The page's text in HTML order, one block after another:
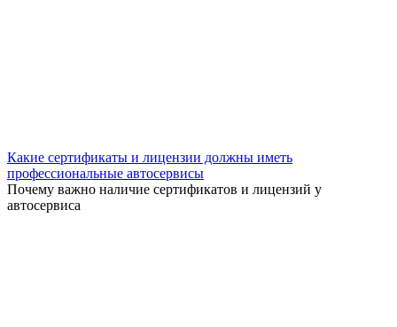
Какие сертификаты и лицензии должны иметь
профессиональные автосервисы
Почему важно наличие сертификатов и лицензий у
автосервиса